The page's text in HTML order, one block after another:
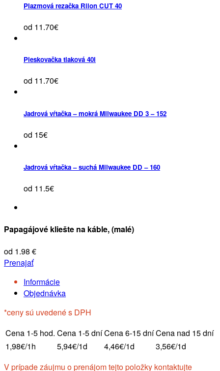
Plazmová rezačka Rilon CUT 40
od 11.70€
Pieskovačka tlaková 40l
od 11.70€
Jadrová vŕtačka – mokrá Milwaukee DD 3 – 152
od 15€
Jadrová vŕtačka – suchá Milwaukee DD – 160
od 11.5€
Papagájové kliešte na káble, (malé)
od 1.98 €
Prenajať
Informácie
Objednávka
*ceny sú uvedené s DPH
Cena 1-5 hod. Cena 1-5 dníCena 6-15 dníCena nad 15 dní
1,98€/1h
5,94€/1d 4,46€/1d
3,56€/1d
V prípade záujmu o prenájom tejto položky kontaktujte